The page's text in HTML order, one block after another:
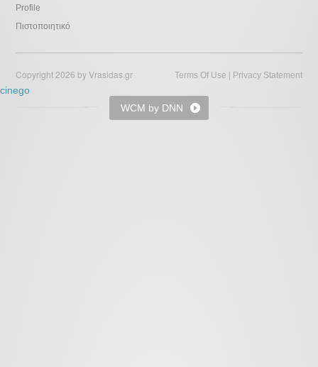
Profile
Πιστοποιητικό
Terms Of Use | Privacy Statement
Copyright 2026 by Vrasidas.gr
WCM by DNN
cinego